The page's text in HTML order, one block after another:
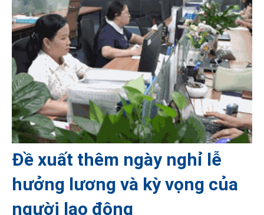
Đề xuất thêm ngày nghỉ lễ
hưởng lương và kỳ vọng của
người lao động